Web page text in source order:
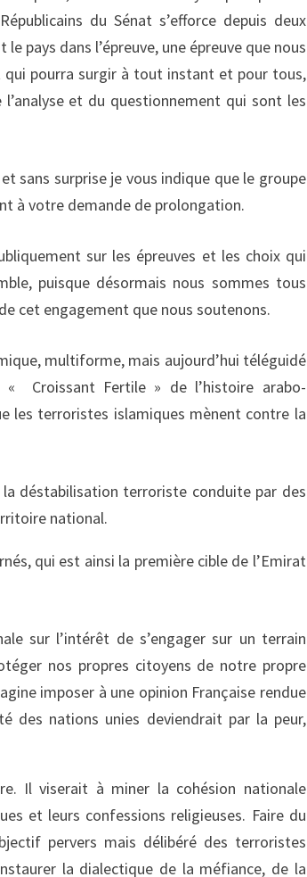
du Sénat s’efforce depuis deux
pays dans l’épreuve, une épreuve que nous
qui pourra surgir à tout instant et pour tous,
et du questionnement qui sont les
sans surprise je vous indique que le groupe
à votre demande de prolongation.
sur les épreuves et les choix qui
puisque désormais nous sommes tous
cet engagement que nous soutenons.
multiforme, mais aujourd’hui téléguidé
« Croissant Fertile » de l’histoire arabo-
les terroristes islamiques mènent contre la
déstabilisation terroriste conduite par des
national.
qui est ainsi la première cible de l’Emirat
sur l’intérêt de s’engager sur un terrain
nos propres citoyens de notre propre
imposer à une opinion Française rendue
des nations unies deviendrait par la peur,
Il viserait à miner la cohésion nationale
et leurs confessions religieuses. Faire du
pervers mais délibéré des terroristes
la dialectique de la méfiance, de la